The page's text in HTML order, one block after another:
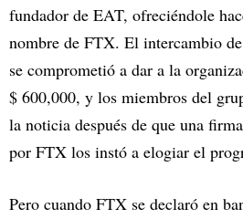
fundador de EAT, ofreciéndole
nombre de FTX. El intercambio
se comprometió a dar a la
$ 600,000, y los miembros del
la noticia después de que una
por FTX los instó a elogiar el
Pero cuando FTX se declaró en